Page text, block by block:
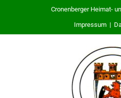
Cronenberger Heimat-
Impressum |